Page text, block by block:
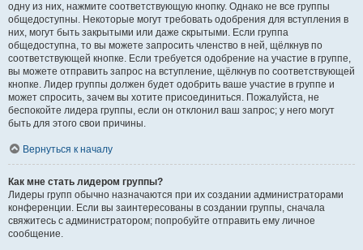
одну из них, нажмите соответствующую кнопку. Однако не все группы
общедоступны. Некоторые могут требовать одобрения для вступления в
них, могут быть закрытыми или даже скрытыми. Если группа
общедоступна, то вы можете запросить членство в ней, щёлкнув по
соответствующей кнопке. Если требуется одобрение на участие в группе,
вы можете отправить запрос на вступление, щёлкнув по соответствующей
кнопке. Лидер группы должен будет одобрить ваше участие в группе и
может спросить, зачем вы хотите присоединиться. Пожалуйста, не
беспокойте лидера группы, если он отклонил ваш запрос; у него могут
быть для этого свои причины.
Вернуться к началу
Как мне стать лидером группы?
Лидеры групп обычно назначаются при их создании администраторами
конференции. Если вы заинтересованы в создании группы, сначала
свяжитесь с администратором; попробуйте отправить ему личное
сообщение.